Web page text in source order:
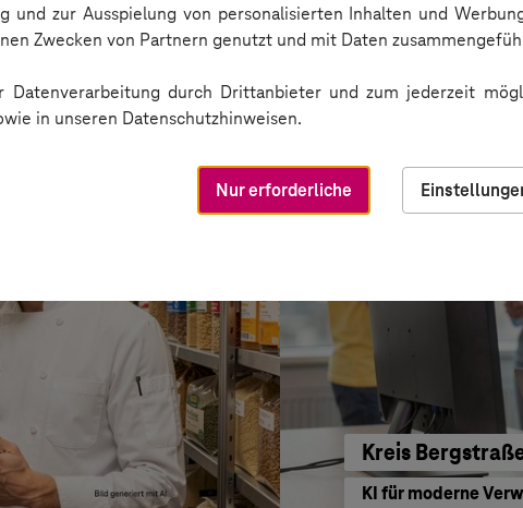
und zur Ausspielung von personalisierten Inhalten und
Zwecken von Partnern genutzt und mit Daten
Datenverarbeitung durch Drittanbieter und zum jederzeit
in unseren Datenschutzhinweisen.
Nur erforderliche
BARMER
Sichere
Kreis
KI für moderne